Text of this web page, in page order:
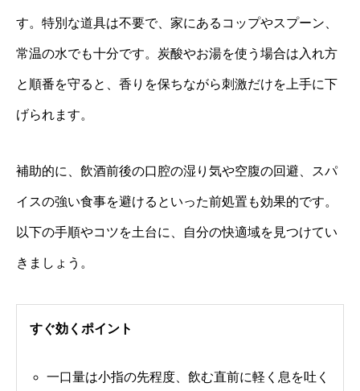
す。特別な道具は不要で、家にあるコップやスプーン、
常温の水でも十分です。炭酸やお湯を使う場合は入れ方
と順番を守ると、香りを保ちながら刺激だけを上手に下
げられます。
補助的に、飲酒前後の口腔の湿り気や空腹の回避、スパ
イスの強い食事を避けるといった前処置も効果的です。
以下の手順やコツを土台に、自分の快適域を見つけてい
きましょう。
すぐ効くポイント
一口量は小指の先程度、飲む直前に軽く息を吐く